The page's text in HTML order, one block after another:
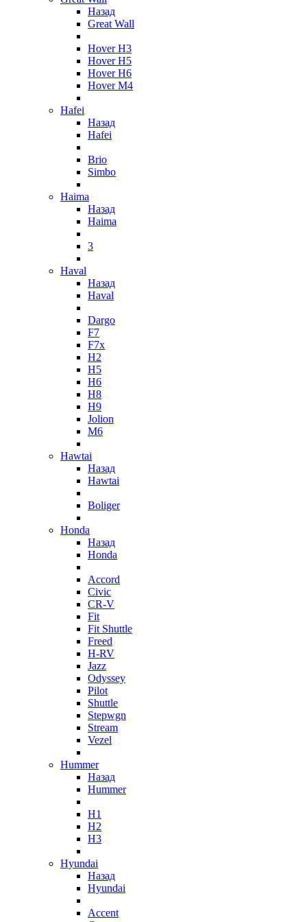
Назад
Great Wall
Hover H3
Hover H5
Hover H6
Hover M4
Hafei
Назад
Hafei
Brio
Simbo
Haima
Назад
Haima
3
Haval
Назад
Haval
Dargo
F7
F7x
H2
H5
H6
H8
H9
Jolion
M6
Hawtai
Назад
Hawtai
Boliger
Honda
Назад
Honda
Accord
Civic
CR-V
Fit
Fit Shuttle
Freed
H-RV
Jazz
Odyssey
Pilot
Shuttle
Stepwgn
Stream
Vezel
Hummer
Назад
Hummer
H1
H2
H3
Hyundai
Назад
Hyundai
Accent